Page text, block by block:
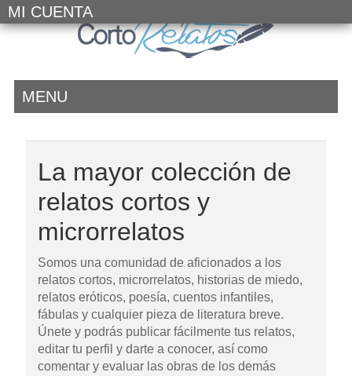
MI CUENTA
MENU
La mayor colección de
relatos cortos y
microrrelatos
Somos una comunidad de aficionados a los
relatos cortos, microrrelatos, historias de miedo,
relatos eróticos, poesía, cuentos infantiles,
fábulas y cualquier pieza de literatura breve.
Únete y podrás publicar fácilmente tus relatos,
editar tu perfil y darte a conocer, así como
comentar y evaluar las obras de los demás